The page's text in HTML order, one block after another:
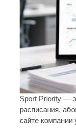
Sport Priority —
расписания,
сайте компании